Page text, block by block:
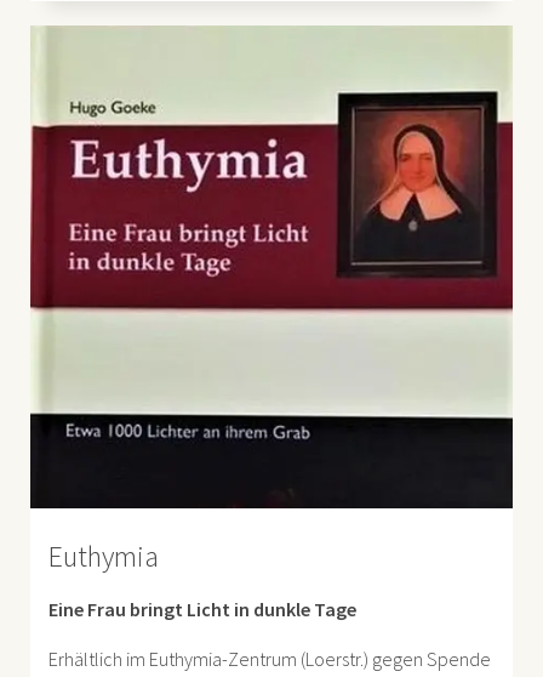
Euthymia
Eine Frau bringt Licht in dunkle Tage
Erhältlich im Euthymia-Zentrum (Loerstr.) gegen Spende